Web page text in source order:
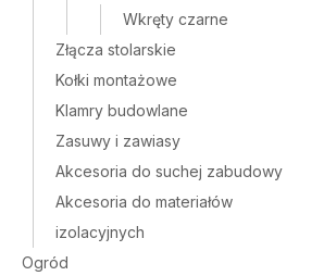
Wkręty czarne
Złącza stolarskie
Kołki montażowe
Klamry budowlane
Zasuwy i zawiasy
Akcesoria do suchej zabudowy
Akcesoria do materiałów
izolacyjnych
Ogród